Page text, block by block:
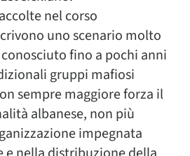
nel corso
uno scenario molto
fino a pochi anni
gruppi mafiosi
sempre maggiore forza il
albanese, non più
impegnata